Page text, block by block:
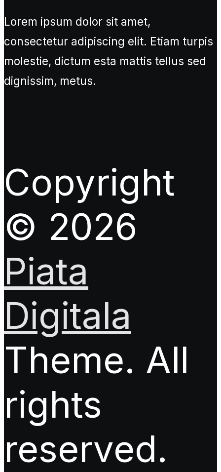
Lorem ipsum dolor sit amet,
consectetur adipiscing elit. Etiam turpis
molestie, dictum esta mattis tellus sed
dignissim, metus.
Copyright
© 2026
Piata
Digitala
Theme. All
rights
reserved.